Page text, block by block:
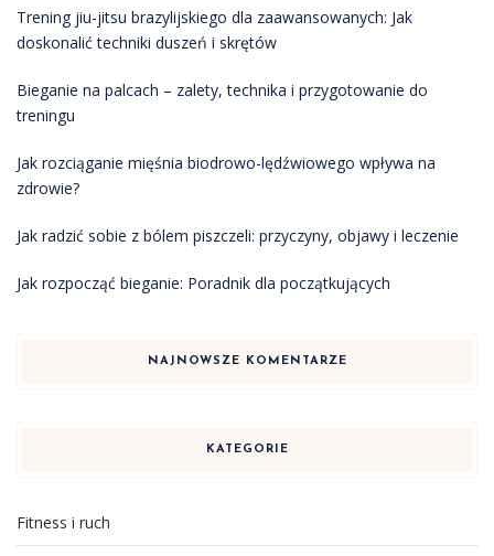
Trening jiu-jitsu brazylijskiego dla zaawansowanych: Jak
doskonalić techniki duszeń i skrętów
Bieganie na palcach – zalety, technika i przygotowanie do
treningu
Jak rozciąganie mięśnia biodrowo-lędźwiowego wpływa na
zdrowie?
Jak radzić sobie z bólem piszczeli: przyczyny, objawy i leczenie
Jak rozpocząć bieganie: Poradnik dla początkujących
NAJNOWSZE KOMENTARZE
KATEGORIE
Fitness i ruch